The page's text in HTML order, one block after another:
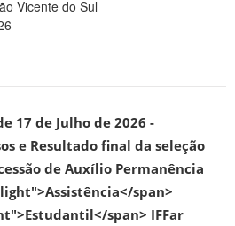
Vicente do Sul
17 de Julho de 2026 -
e Resultado final da seleção
de Auxílio Permanência
span>
span> IFFar